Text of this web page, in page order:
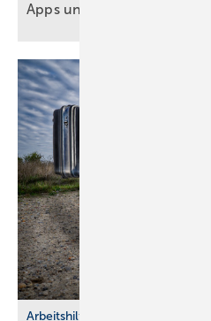
Apps und Soft­ware für
Arbeitshilfen